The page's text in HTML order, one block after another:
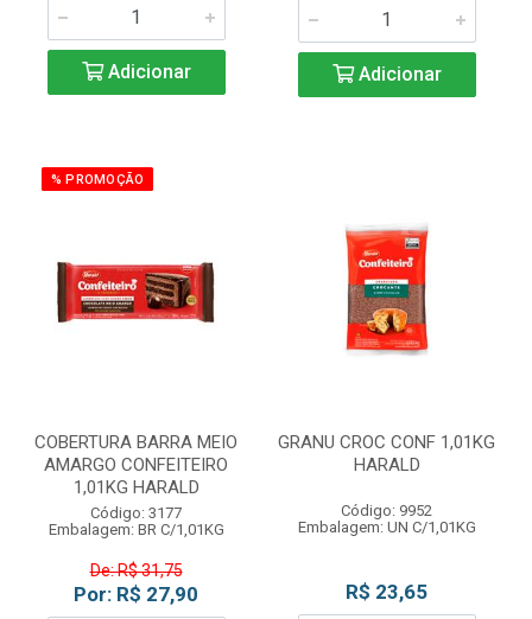
Adicionar Adicionar
% PROMOÇÃO
COBERTURA BARRA MEIO
AMARGO CONFEITEIRO
1,01KG HARALD
Código: 3177
Embalagem: BR C/1,01KG
De: R$ 31,75
Por: R$ 27,90
GRANU CROC CONF 1,01KG
HARALD
Código: 9952
Embalagem: UN C/1,01KG
R$ 23,65